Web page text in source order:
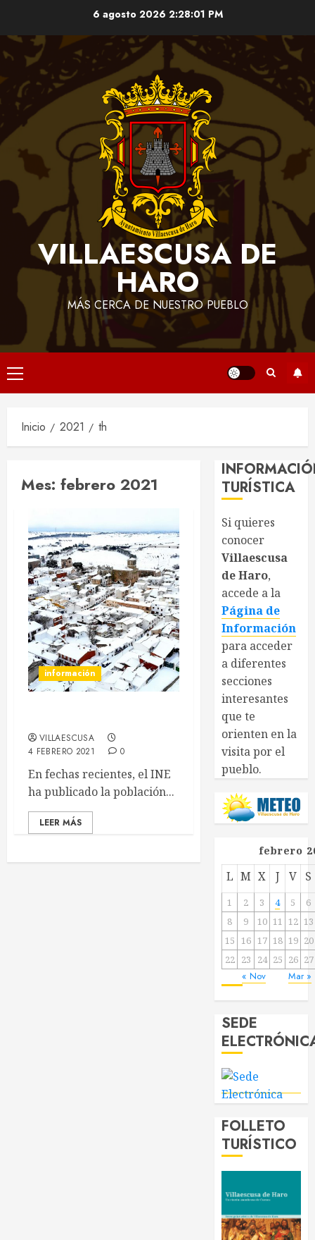
contenido
6 agosto 2026 2:28:01 PM
VILLAESCUSA DE
HARO
MÁS CERCA DE NUESTRO PUEBLO
Menú
principal
Inicio 2021 th
Mes: febrero 2021
información
VILLAESCUSA
4 FEBRERO 2021
0
En fechas recientes, el INE
ha publicado la población...
LEER MÁS
TURÍSTICA
Si quieres
conocer
Villaescusa
de Haro,
accede a la
Página de
Información
para acceder
a diferentes
secciones
interesantes
que te
orienten en la
visita por el
pueblo.
febrero
L M X J V S
1 2 3 4 5
6
8
9 10 11 12 13
15
16 17 18 19 20
22 23 24 25 26 27
« Nov Mar »
SEDE
FOLLETO
TURÍSTICO